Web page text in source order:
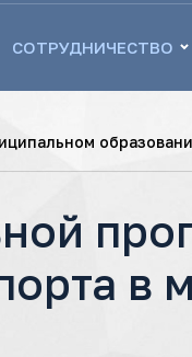
СОТРУДНИЧЕСТВО
в